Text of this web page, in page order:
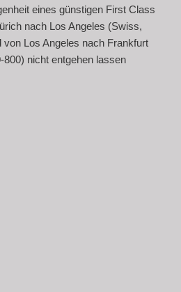
eines günstigen First Class
nach Los Angeles (Swiss,
von Los Angeles nach Frankfurt
800) nicht entgehen lassen